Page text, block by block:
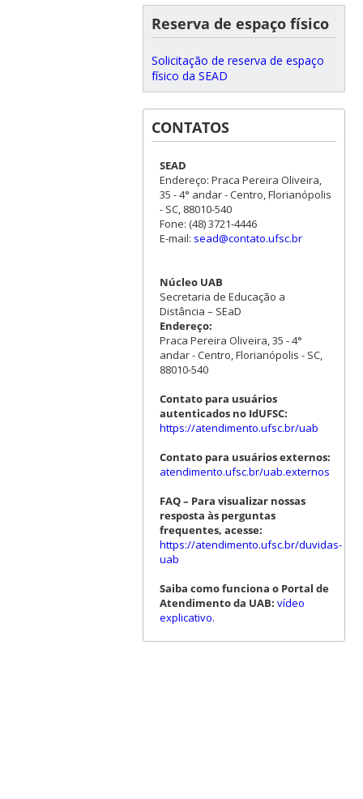
Reserva de espaço físico
Solicitação de reserva de espaço
físico da SEAD
CONTATOS
SEAD
Endereço: Praca Pereira Oliveira,
35 - 4° andar - Centro, Florianópolis
- SC, 88010-540
Fone: (48) 3721-4446
E-mail: sead@contato.ufsc.br
Núcleo UAB
Secretaria de Educação a
Distância – SEaD
Endereço:
Praca Pereira Oliveira, 35 - 4°
andar - Centro, Florianópolis - SC,
88010-540
Contato para usuários
autenticados no IdUFSC:
https://atendimento.ufsc.br/uab
Contato para usuários externos:
atendimento.ufsc.br/uab.externos
FAQ – Para visualizar nossas
resposta às perguntas
frequentes, acesse:
https://atendimento.ufsc.br/duvidas-
uab
Saiba como funciona o Portal de
Atendimento da UAB: vídeo
explicativo.